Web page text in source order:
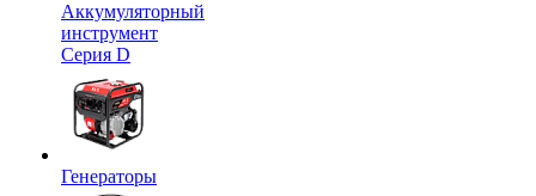
Аккумуляторный
инструмент
Серия D
Генераторы